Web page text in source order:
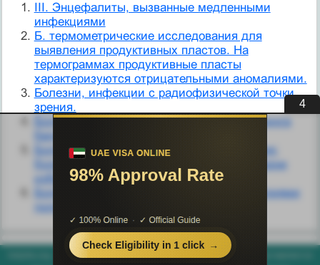
III. Энцефалиты, вызванные медленными
инфекциями
Б. термометрические исследования для
выявления продуктивных пластов. На
термограммах продуктивные пласты
характеризуются отрицательными аномалиями.
Болезни, инфекции с радиофизической точки
зрения.
Болезни, связанные с нарушением фолдинга
белков
Болезни, связанные с характером питания:
болезни пищевой недостаточности, болезни
избыточного питания
Болезни, связанные с числовыми аномалиями
половых хромосом
helpiks.org - Хелпикс.Орг - 2014-2026 год. Материал сайта представляется
3